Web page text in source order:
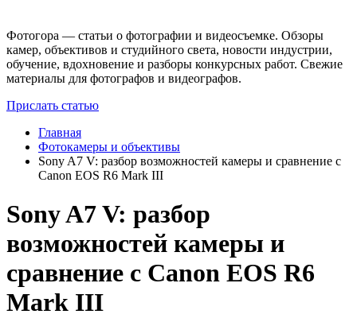
Фотогора — статьи о фотографии и видеосъемке. Обзоры
камер, объективов и студийного света, новости индустрии,
обучение, вдохновение и разборы конкурсных работ. Свежие
материалы для фотографов и видеографов.
Прислать статью
Главная
Фотокамеры и объективы
Sony A7 V: разбор возможностей камеры и сравнение с
Canon EOS R6 Mark III
Sony A7 V: разбор
возможностей камеры и
сравнение с Canon EOS R6
Mark III